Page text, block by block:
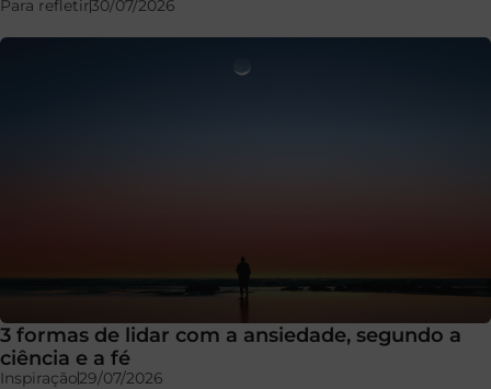
Para refletir30/07/2026
3 formas de lidar com a ansiedade, segundo a
ciência e a fé
Inspiração29/07/2026